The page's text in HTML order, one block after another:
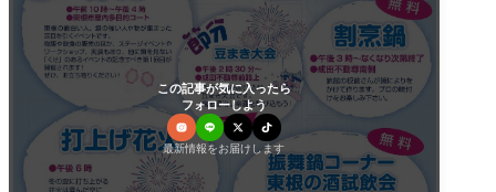
この記事が気に入ったら
フォローしよう
最新情報をお届けします